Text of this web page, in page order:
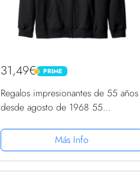
31,49€ PRIME
PRIME
Regalos impresionantes de 55 años
desde agosto de 1968 55
Más Info